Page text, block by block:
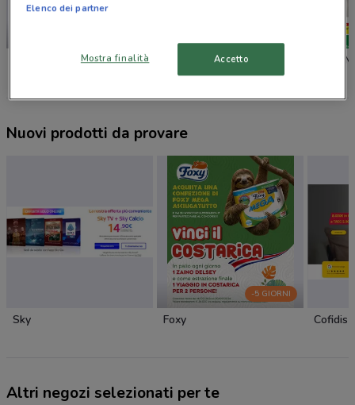
Leroy
Nuovi prodotti da provare
Sky
-5 GIORNI
Foxy Cofidis
Altri negozi selezionati per te
Elenco dei partner
Mostra finalità Accetto